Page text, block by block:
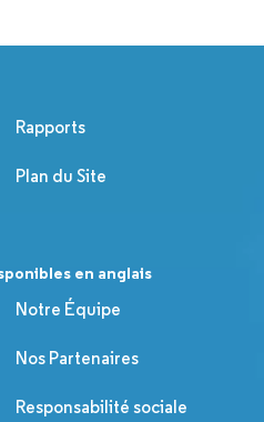
Rapports
Plan du Site
en anglais
Notre Équipe
Nos Partenaires
Responsabilité sociale